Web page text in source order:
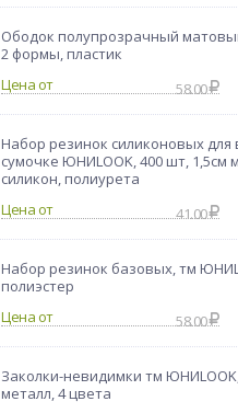
Ободок полупрозрачный
2 формы, пластик
Цена от
58.00
Набор резинок силиконовых для
сумочке ЮНИLOOK, 400 шт, 1,5см
силикон, полиурета
Цена от
41.00
Набор резинок базовых, тм
полиэстер
Цена от
58.00
Заколки-невидимки тм
металл, 4 цвета